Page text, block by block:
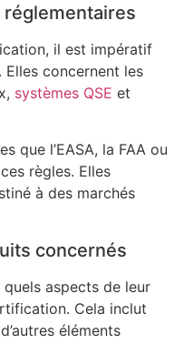
réglementaires
il est impératif
concernent les
systèmes QSE et
que l’EASA, la FAA ou
règles. Elles
à des marchés
concernés
aspects de leur
Cela inclut
éléments